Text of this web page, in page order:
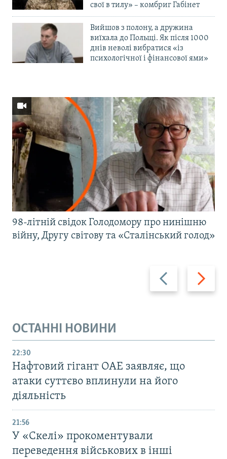
свої в тилу» – комбриг Габінет
Вийшов з полону, а дружина
виїхала до Польщі. Як після 1000
днів неволі вибратися «із
психологічної і фінансової ями»
Назад Вперед
98-літній свідок Голодомору про нинішню
війну, Другу світову та «Сталінський голод»
ОСТАННІ НОВИНИ
22:30
Нафтовий гігант ОАЕ заявляє, що
атаки суттєво вплинули на його
діяльність
21:56
У «Скелі» прокоментували
переведення військових в інші